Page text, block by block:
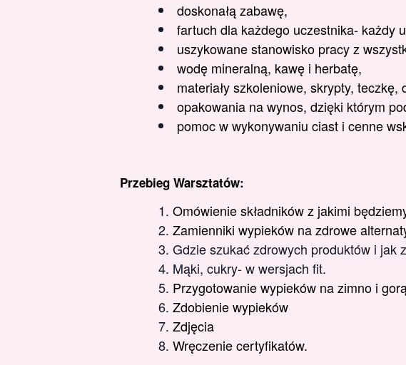
doskonałą zabawę,
fartuch dla każdego uczestnika- każdy
uszykowane stanowisko pracy z
wodę mineralną, kawę i herbatę,
materiały szkoleniowe, skrypty,
opakowania na wynos, dzięki którym
pomoc w wykonywaniu ciast i cenne
Przebieg Warsztatów:
Omówienie składników z jakimi
Zamienniki wypieków na zdrowe
Gdzie szukać zdrowych produktów i jak
Mąki, cukry- w wersjach fit.
Przygotowanie wypieków na zimno i
Zdobienie wypieków
Zdjęcia
Wręczenie certyfikatów.